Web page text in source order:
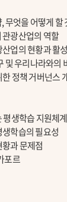
무엇을 어떻게 할
광산업의 역할
업의 현황과 활
및 우리나라와의
정책 거버넌스
생학습 지원체
학습의 필요성
과 문제점
포르